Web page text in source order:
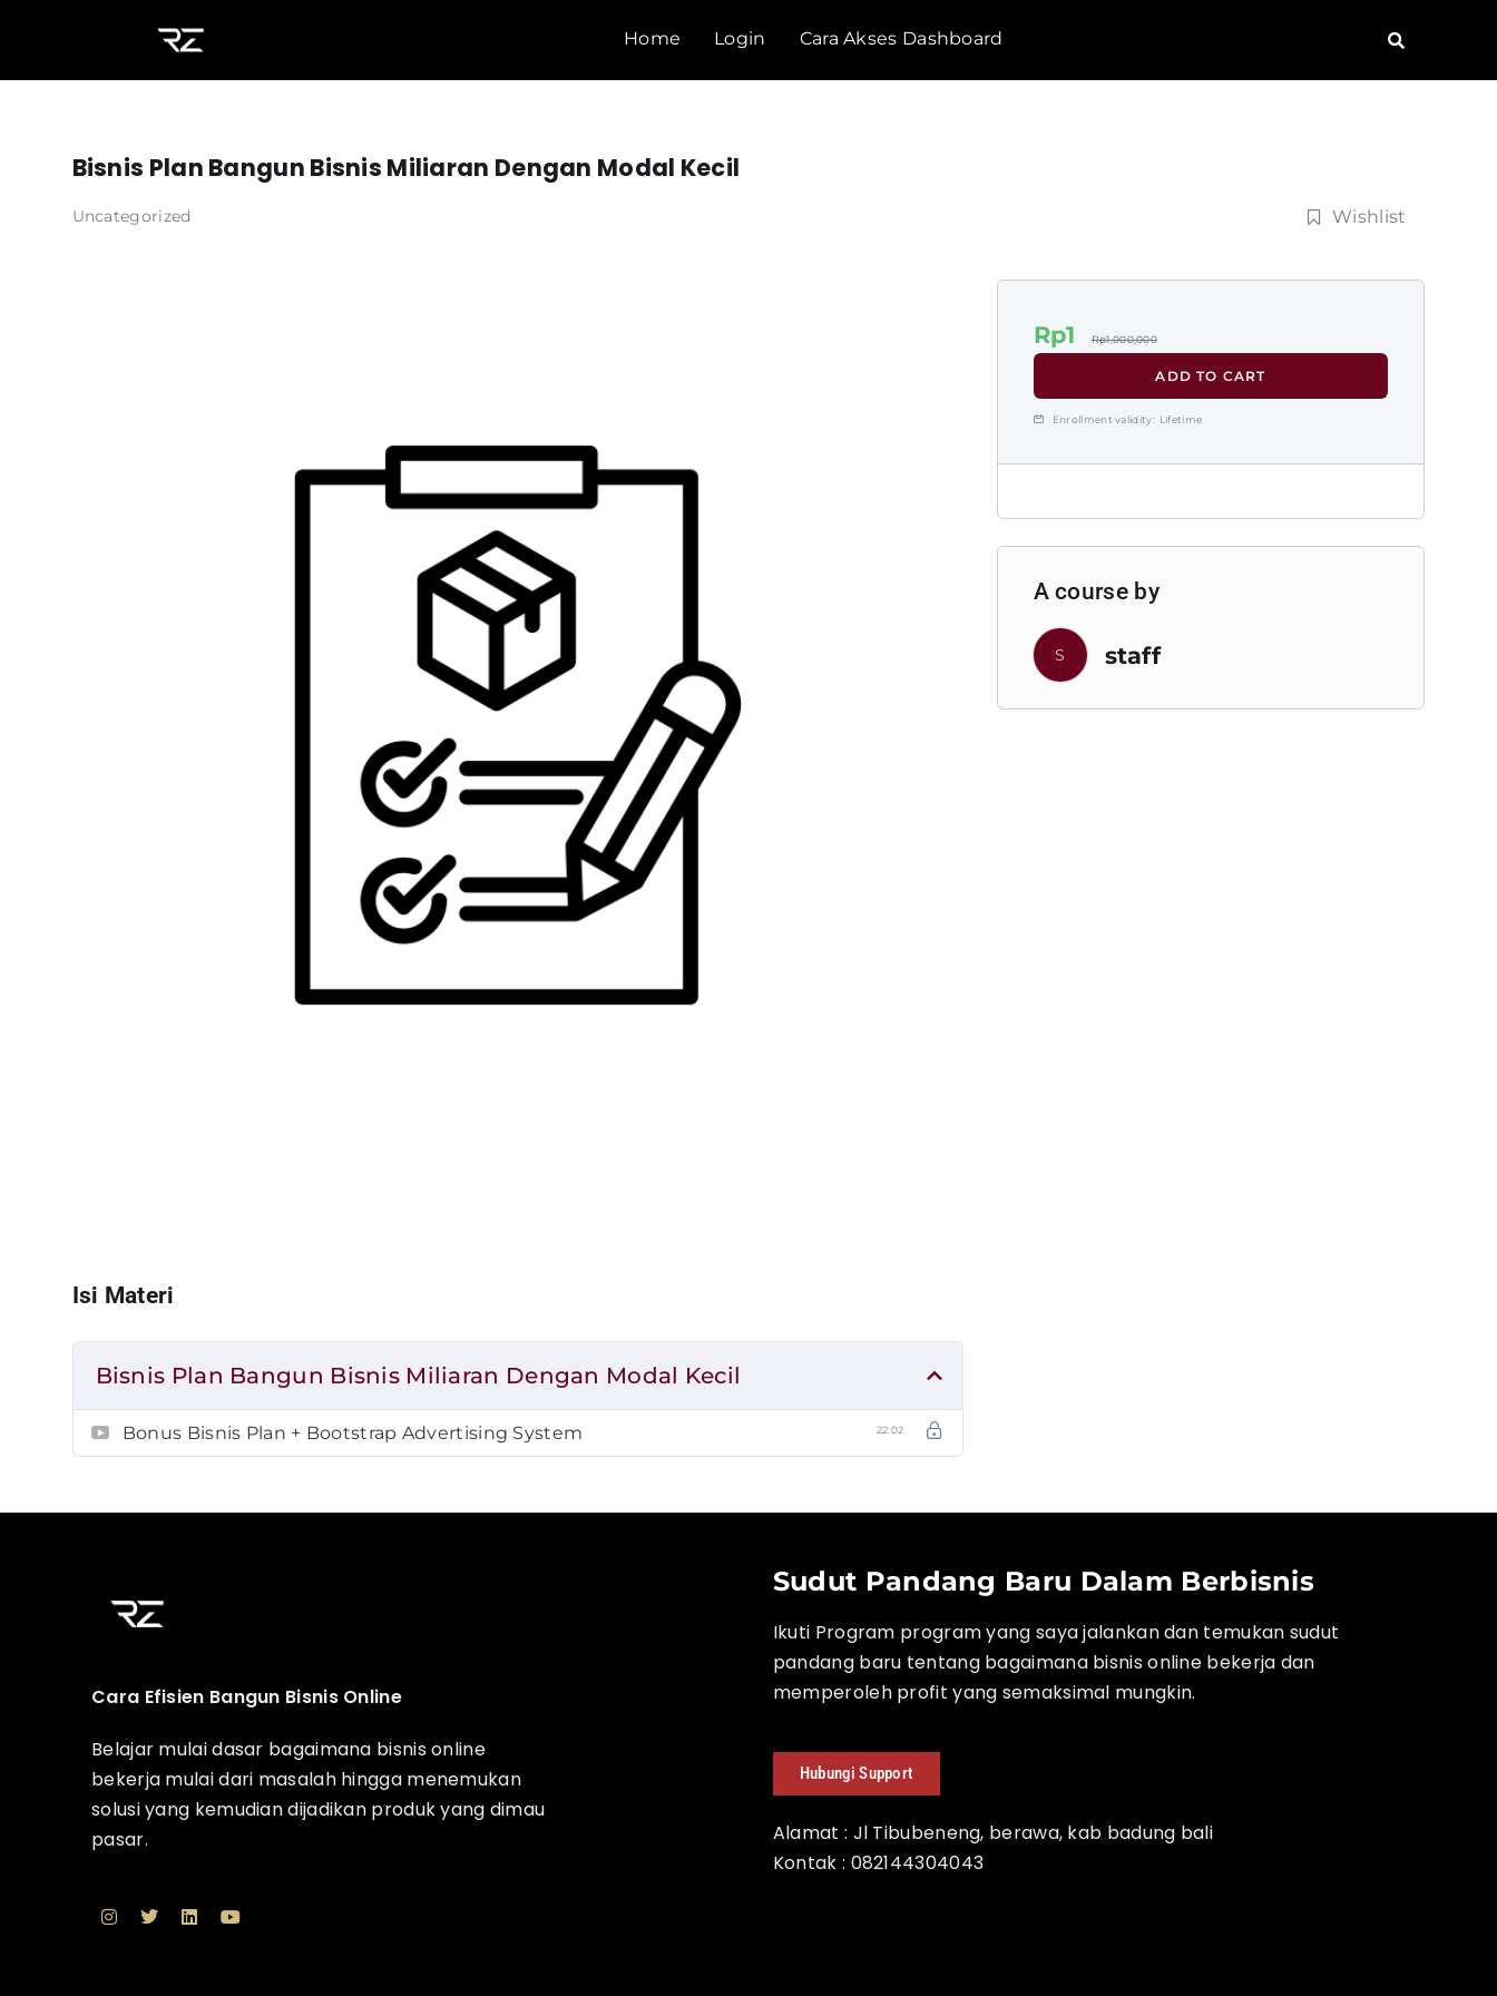
Home Login Cara Akses Dashboard
Bisnis Plan Bangun Bisnis Miliaran Dengan Modal Kecil
Uncategorized Wishlist
Isi Materi
Bisnis Plan Bangun Bisnis Miliaran Dengan Modal Kecil
Bonus Bisnis Plan + Bootstrap Advertising System 22:02
Rp1 Rp1,000,000
ADD TO CART
Enrollment validity: Lifetime
A course by
S staff
Cara Efisien Bangun Bisnis Online
Belajar mulai dasar bagaimana bisnis online
bekerja mulai dari masalah hingga menemukan
solusi yang kemudian dijadikan produk yang dimau
pasar.
Sudut Pandang Baru Dalam Berbisnis
Ikuti Program program yang saya jalankan dan temukan sudut
pandang baru tentang bagaimana bisnis online bekerja dan
memperoleh profit yang semaksimal mungkin.
Hubungi Support
Alamat : Jl Tibubeneng, berawa, kab badung bali
Kontak : 082144304043